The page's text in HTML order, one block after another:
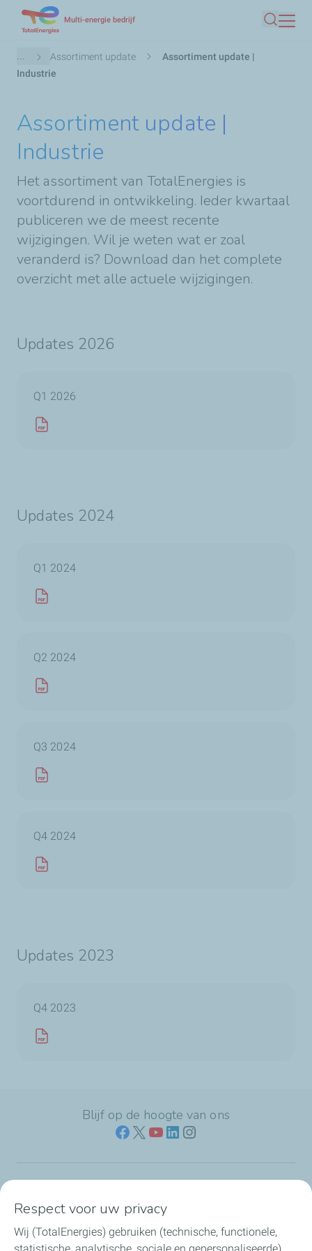
naar
Multi-energie bedrijf
Zoeken
Kruimelpad
... Assortiment update
Assortiment update |
Industrie
Assortiment update |
Industrie
Het assortiment van TotalEnergies is
voortdurend in ontwikkeling. Ieder kwartaal
publiceren we de meest recente
wijzigingen. Wil je weten wat er zoal
veranderd is? Download dan het complete
overzicht met alle actuele wijzigingen.
Updates 2026
Q1 2026
Updates 2024
Q1 2024
Q2 2024
Q3 2024
Q4 2024
Updates 2023
Q4 2023
Blijf op de hoogte van ons
Producten & services
Respect voor uw privacy
Wij (TotalEnergies) gebruiken (technische, functionele,